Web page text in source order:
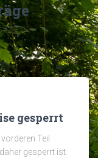
gesperrt
Teil
gesperrt ist.